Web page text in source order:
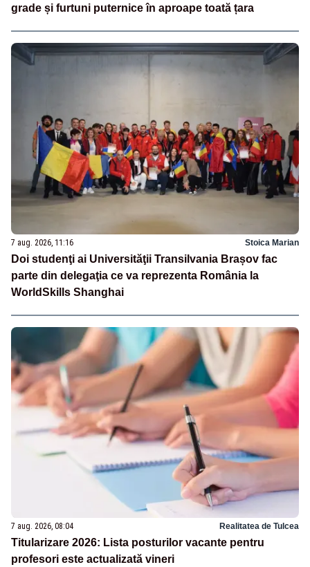
grade și furtuni puternice în aproape toată țara
7 aug. 2026, 11:16 Stoica Marian
Doi studenţi ai Universităţii Transilvania Brașov fac
parte din delegaţia ce va reprezenta România la
WorldSkills Shanghai
7 aug. 2026, 08:04 Realitatea de Tulcea
Titularizare 2026: Lista posturilor vacante pentru
profesori este actualizată vineri